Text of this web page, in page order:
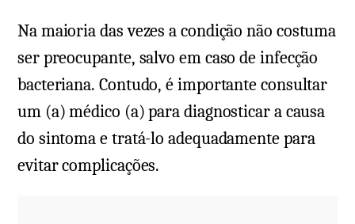
Na maioria das vezes a condição não costuma
ser preocupante, salvo em caso de infecção
bacteriana. Contudo, é importante consultar
um (a) médico (a) para diagnosticar a causa
do sintoma e tratá-lo adequadamente para
evitar complicações.